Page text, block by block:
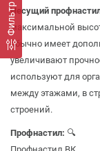
Фильтр
Несущий
максимальной
обычно имеет
увеличивают
используют для
между этажами, в
строений.
Профнастил: 🔍